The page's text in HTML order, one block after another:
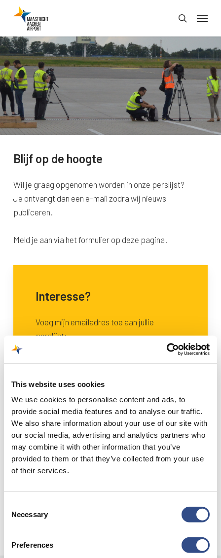
This website uses cookies
We use cookies to personalise content and ads, to
provide social media features and to analyse our traffic.
We also share information about your use of our site with
our social media, advertising and analytics partners who
may combine it with other information that you’ve
provided to them or that they’ve collected from your use
of their services.
Selection
Necessary
Preferences
main
content
search
Menu
Blijf op de hoogte
Wil je graag opgenomen worden in onze perslijst?
Je ontvangt dan een e-mail zodra wij nieuws
publiceren.
Meld je aan via het formulier op deze pagina.
Interesse?
Voeg mijn emailadres toe aan jullie
perslijst:
Bij het versturen van dit formulier ga je
akkoord met de opslag en verwerking van
jouw persoonsgegevens door Maastricht
Aachen Airport, zoals uiteengezet in de
Privacyverklaring